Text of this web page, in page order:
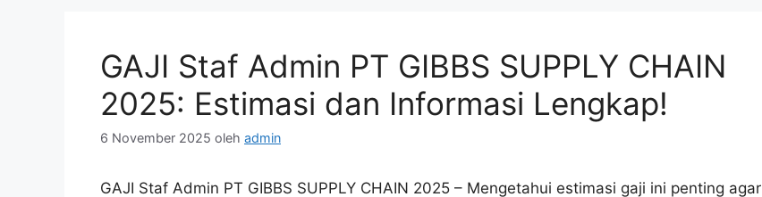
GAJI Staf Admin PT GIBBS SUPPLY CHAIN
2025: Estimasi dan Informasi Lengkap!
6 November 2025 oleh admin
GAJI Staf Admin PT GIBBS SUPPLY CHAIN 2025 – Mengetahui estimasi gaji ini penting agar